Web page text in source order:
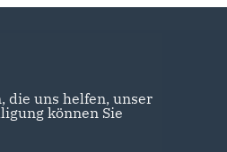
die uns helfen, unser
können Sie